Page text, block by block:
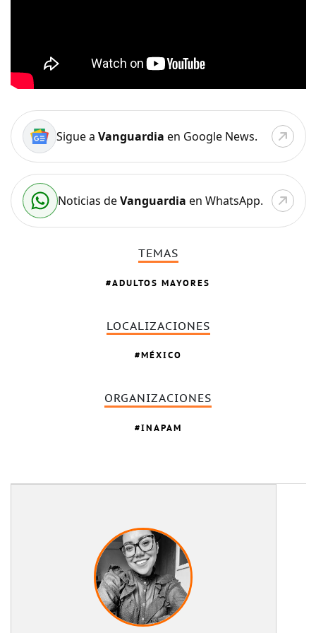
Sigue a Vanguardia en Google News.
Noticias deVanguardia en WhatsApp.
TEMAS
ADULTOS MAYORES
LOCALIZACIONES
MÉXICO
ORGANIZACIONES
INAPAM